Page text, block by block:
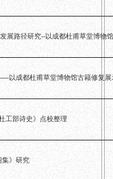
展路径研究--以成都杜甫草堂博物
以成都杜甫草堂博物馆古籍修复展
工部诗史》点校整理
集》研究